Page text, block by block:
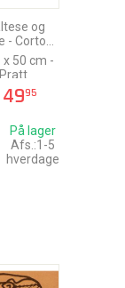
og
-
x 50 cm -
4995
På lager
Afs.:1-5
hverdage